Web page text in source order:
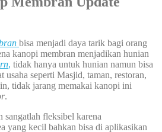
bisa menjadi daya tarik bagi orang
kanopi membran menjadikan hunian
, tidak hanya untuk hunian namun bisa
usaha seperti Masjid, taman, restoran,
tidak jarang memakai kanopi ini
.
sangatlah fleksibel karena
yang kecil bahkan bisa di aplikasikan